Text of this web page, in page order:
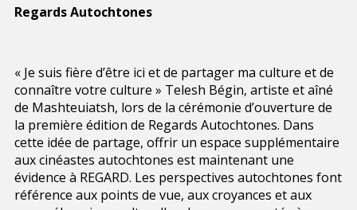
Regards Autochtones
« Je suis fière d’être ici et de partager ma culture et de
connaître votre culture » Telesh Bégin, artiste et aîné
de Mashteuiatsh, lors de la cérémonie d’ouverture de
la première édition de Regards Autochtones. Dans
cette idée de partage, offrir un espace supplémentaire
aux cinéastes autochtones est maintenant une
évidence à REGARD. Les perspectives autochtones font
référence aux points de vue, aux croyances et aux